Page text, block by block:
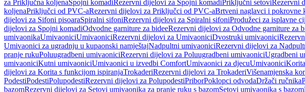
za Priključna koljenaSpojni komadiRezervni dijelovi za Spojni komadiPriključni setoviRezervni
koljenaPriključci od PVC-aRezervni dijelovi za Priključci od PVC-aBrtveni naglavci i pokrovne
dijelovi za Sifoni pisoaraSpiralni sifoniRezervni dijelovi za Spiralni sifoniProdužeci za isplavne
dijelovi za Spojni komadiOdvodne garniture za bideeRezervni dijelovi za Odvodne garniture za
umivaonikaUmivaoniciUmivaoniciRezervni dijelovi za UmivaoniciDvostruki umivaonici
Umivaonici za ugradnju u kupaonski namještajNadpultni umivaoniciRezervni dijelovi za
pranje rukuPoluugradbeni umivaoniciRezervni dijelovi za Poluugradbeni umivaoniciUgradbeni
umivaoniciKutni umivaoniciUmivaonici u izvedbi ComfortUmivaonici za djecuUmivaonici
dijelovi za Korita s funkcijom ispiranjaTrokaderiRezervni dijelovi za TrokaderiVišenamjenska
PodestiPodestiPolupodestiRezervni dijelovi za PolupodestiPriborPoklopci odvodaDržači ručnika
bazomRezervni dijelovi za Setovi umivaonika za pranje ruku s bazomSetovi umivaonika s bazom